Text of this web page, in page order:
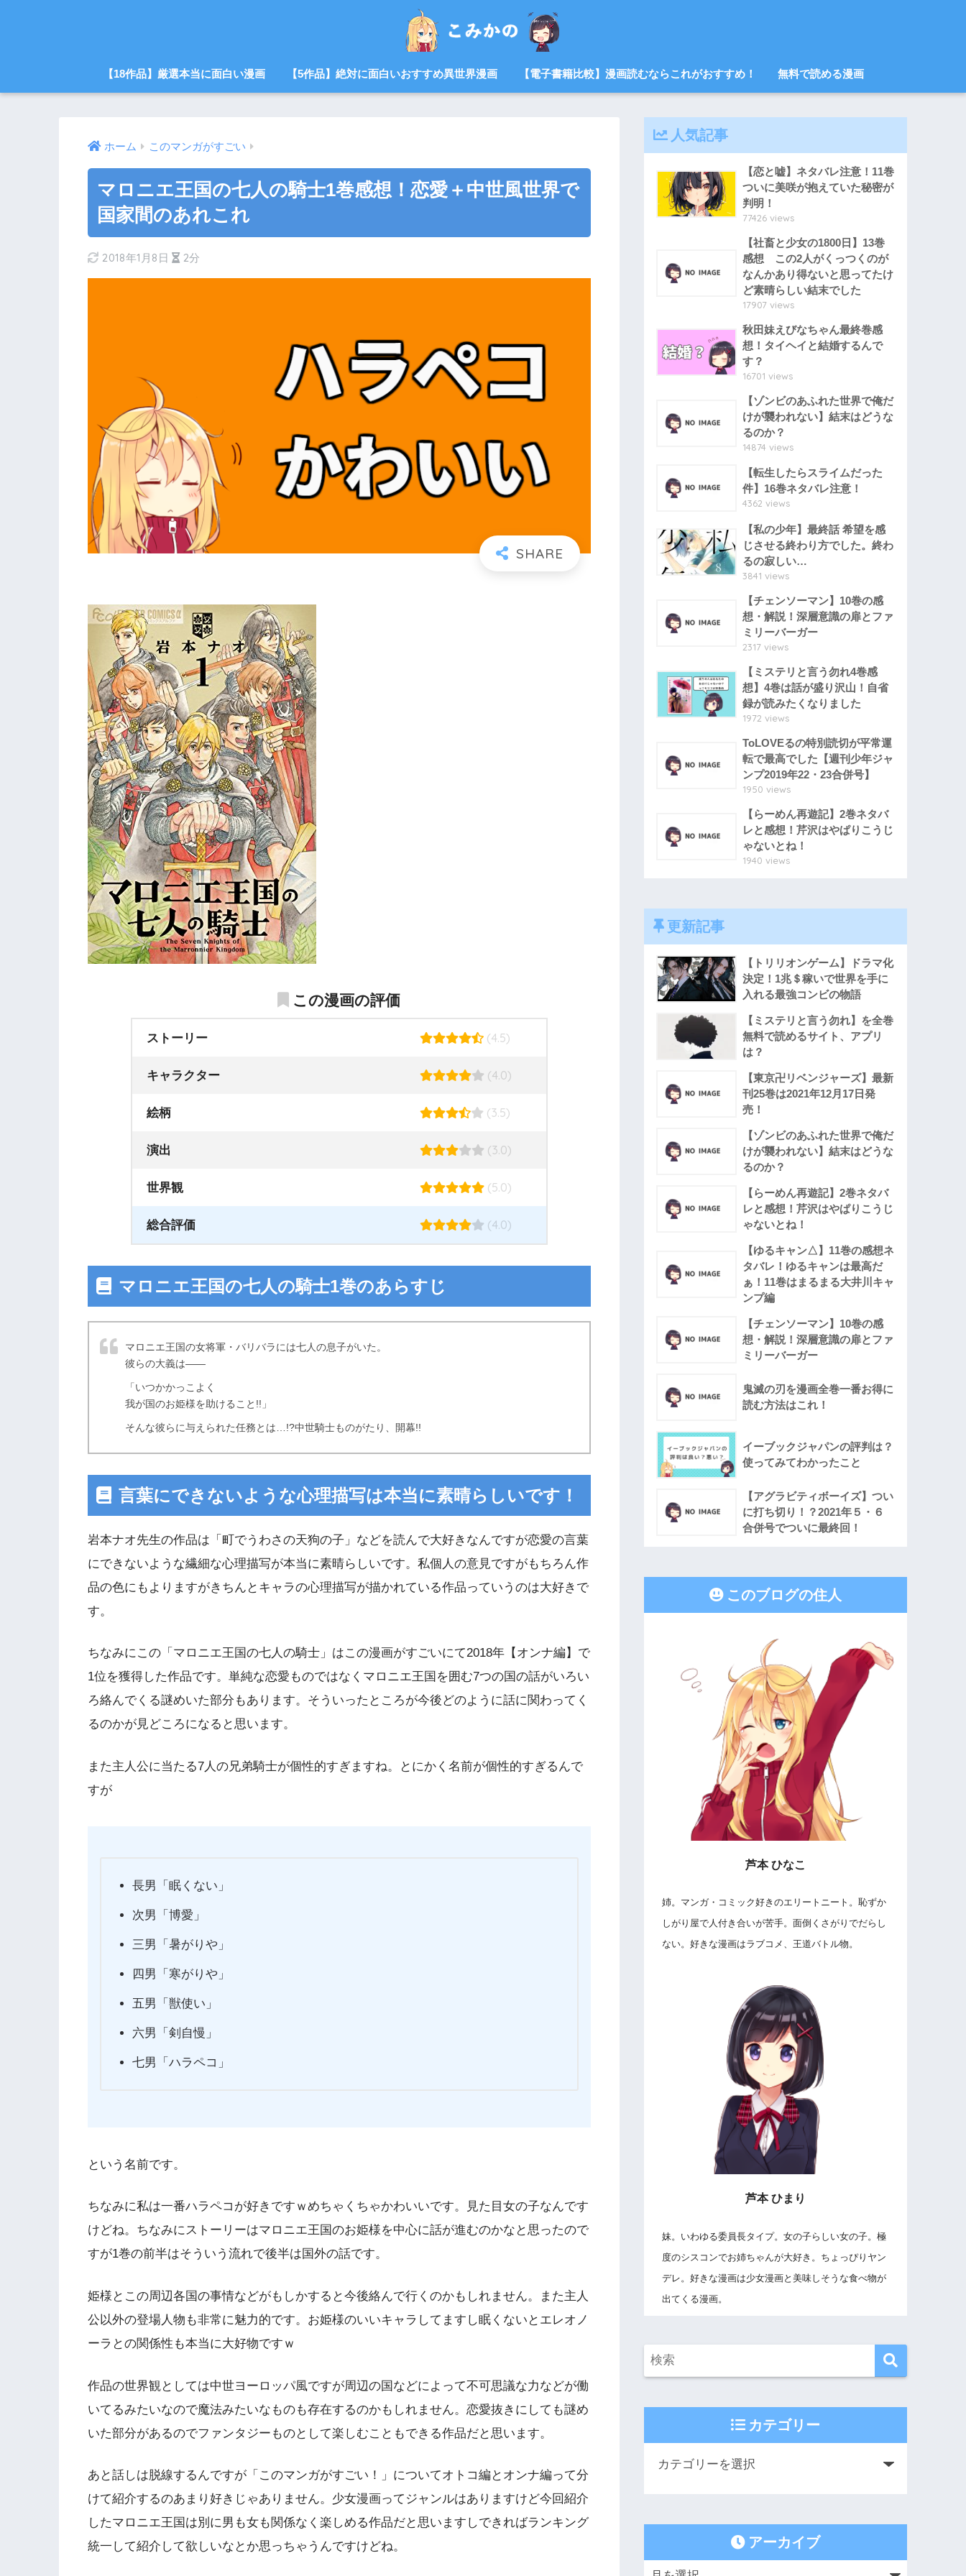
【18作品】厳選本当に面白い漫画 【5作品】絶対に面白いおすすめ異世界漫画 【電子書籍比較】漫画読むならこれがおすすめ！ 無料で読める漫画
ホーム このマンガがすごい
マロニエ王国の七人の騎士1巻感想！恋愛＋中世風世界で
国家間のあれこれ
2018年1月8日 2分
この漫画の評価
ストーリー (4.5)
キャラクター (4.0)
絵柄 (3.5)
演出 (3.0)
世界観 (5.0)
総合評価 (4.0)
マロニエ王国の七人の騎士1巻のあらすじ
マロニエ王国の女将軍・バリバラには七人の息子がいた。
彼らの大義は――
「いつかかっこよく
我が国のお姫様を助けること!!」
そんな彼らに与えられた任務とは…!?中世騎士ものがたり、開幕!!
言葉にできないような心理描写は本当に素晴らしいです！
岩本ナオ先生の作品は「町でうわさの天狗の子」などを読んで大好きなんですが恋愛の言葉
にできないような繊細な心理描写が本当に素晴らしいです。私個人の意見ですがもちろん作
品の色にもよりますがきちんとキャラの心理描写が描かれている作品っていうのは大好きで
す。
ちなみにこの「マロニエ王国の七人の騎士」はこの漫画がすごいにて2018年【オンナ編】で
1位を獲得した作品です。単純な恋愛ものではなくマロニエ王国を囲む7つの国の話がいろい
ろ絡んでくる謎めいた部分もあります。そういったところが今後どのように話に関わってく
るのかが見どころになると思います。
また主人公に当たる7人の兄弟騎士が個性的すぎますね。とにかく名前が個性的すぎるんで
すが
長男「眠くない」
次男「博愛」
三男「暑がりや」
四男「寒がりや」
五男「獣使い」
六男「剣自慢」
七男「ハラペコ」
という名前です。
ちなみに私は一番ハラペコが好きですｗめちゃくちゃかわいいです。見た目女の子なんです
けどね。ちなみにストーリーはマロニエ王国のお姫様を中心に話が進むのかなと思ったので
すが1巻の前半はそういう流れで後半は国外の話です。
姫様とこの周辺各国の事情などがもしかすると今後絡んで行くのかもしれません。また主人
公以外の登場人物も非常に魅力的です。お姫様のいいキャラしてますし眠くないとエレオノ
ーラとの関係性も本当に大好物ですｗ
作品の世界観としては中世ヨーロッパ風ですが周辺の国などによって不可思議な力などが働
いてるみたいなので魔法みたいなものも存在するのかもしれません。恋愛抜きにしても謎め
いた部分があるのでファンタジーものとして楽しむこともできる作品だと思います。
あと話しは脱線するんですが「このマンガがすごい！」についてオトコ編とオンナ編って分
けて紹介するのあまり好きじゃありません。少女漫画ってジャンルはありますけど今回紹介
したマロニエ王国は別に男も女も関係なく楽しめる作品だと思いますしできればランキング
統一して紹介して欲しいなとか思っちゃうんですけどね。
人気記事
【恋と嘘】ネタバレ注意！11巻
ついに美咲が抱えていた秘密が
判明！
77426 views
【社畜と少女の1800日】13巻
感想 この2人がくっつくのが
なんかあり得ないと思ってたけ
ど素晴らしい結末でした
17907 views
秋田妹えびなちゃん最終巻感
想！タイヘイと結婚するんで
す？
16701 views
【ゾンビのあふれた世界で俺だ
けが襲われない】結末はどうな
るのか？
14874 views
【転生したらスライムだった
件】16巻ネタバレ注意！
4362 views
【私の少年】最終話 希望を感
じさせる終わり方でした。終わ
るの寂しい…
3841 views
【チェンソーマン】10巻の感
想・解説！深層意識の扉とファ
ミリーバーガー
2317 views
【ミステリと言う勿れ4巻感
想】4巻は話が盛り沢山！自省
録が読みたくなりました
1972 views
ToLOVEるの特別読切が平常運
転で最高でした【週刊少年ジャ
ンプ2019年22・23合併号】
1950 views
【らーめん再遊記】2巻ネタバ
レと感想！芹沢はやぱりこうじ
ゃないとね！
1940 views
更新記事
【トリリオンゲーム】ドラマ化
決定！1兆＄稼いで世界を手に
入れる最強コンビの物語
【ミステリと言う勿れ】を全巻
無料で読めるサイト、アプリ
は？
【東京卍リベンジャーズ】最新
刊25巻は2021年12月17日発
売！
【ゾンビのあふれた世界で俺だ
けが襲われない】結末はどうな
るのか？
【らーめん再遊記】2巻ネタバ
レと感想！芹沢はやぱりこうじ
ゃないとね！
【ゆるキャン△】11巻の感想ネ
タバレ！ゆるキャンは最高だ
ぁ！11巻はまるまる大井川キャ
ンプ編
【チェンソーマン】10巻の感
想・解説！深層意識の扉とファ
ミリーバーガー
鬼滅の刃を漫画全巻一番お得に
読む方法はこれ！
イーブックジャパンの評判は？
使ってみてわかったこと
【アグラビティボーイズ】つい
に打ち切り！？2021年５・６
合併号でついに最終回！
このブログの住人
芦本 ひなこ
姉。マンガ・コミック好きのエリートニート。恥ずか
しがり屋で人付き合いが苦手。面倒くさがりでだらし
ない。好きな漫画はラブコメ、王道バトル物。
芦本 ひまり
妹。いわゆる委員長タイプ。女の子らしい女の子。極
度のシスコンでお姉ちゃんが大好き。ちょっぴりヤン
デレ。好きな漫画は少女漫画と美味しそうな食べ物が
出てくる漫画。
カテゴリー
アーカイブ